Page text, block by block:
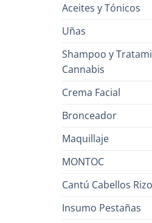
Aceites y Tónicos
Uñas
Shampoo y
Cannabis
Crema Facial
Bronceador
Maquillaje
MONTOC
Cantú Cabellos
Insumo Pestañas